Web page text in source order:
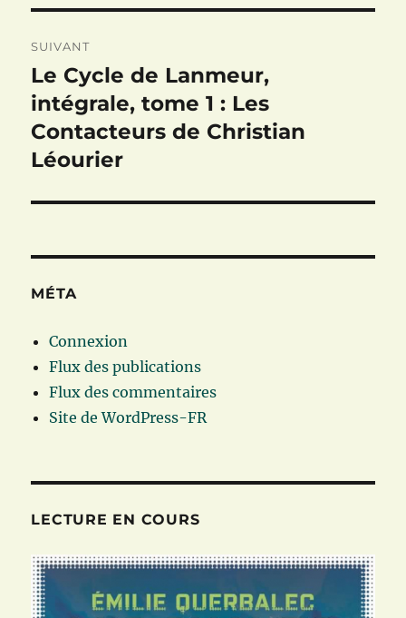
SUIVANT
Publication
suivante :
Le Cycle de Lanmeur,
intégrale, tome 1 : Les
Contacteurs de Christian
Léourier
MÉTA
Connexion
Flux des publications
Flux des commentaires
Site de WordPress-FR
LECTURE EN COURS